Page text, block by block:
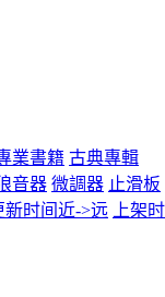
業書籍 古典專輯
音器 微調器 止滑板
新时间近->远 上架